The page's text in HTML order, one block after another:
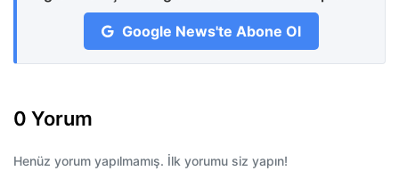
Google News'te Abone Ol
0 Yorum
Henüz yorum yapılmamış. İlk yorumu siz yapın!